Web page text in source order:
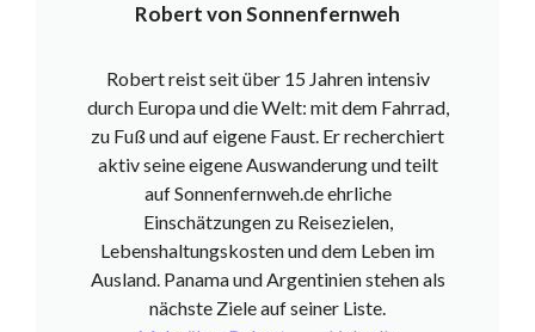
Robert von Sonnenfernweh
Robert reist seit über 15 Jahren intensiv
durch Europa und die Welt: mit dem Fahrrad,
zu Fuß und auf eigene Faust. Er recherchiert
aktiv seine eigene Auswanderung und teilt
auf Sonnenfernweh.de ehrliche
Einschätzungen zu Reisezielen,
Lebenshaltungskosten und dem Leben im
Ausland. Panama und Argentinien stehen als
nächste Ziele auf seiner Liste.